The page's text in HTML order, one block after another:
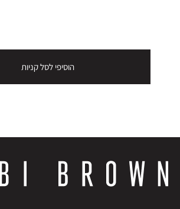
הוסיפי לסל קניות